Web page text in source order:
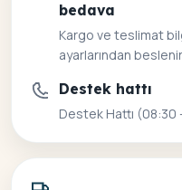
bedava
Kargo ve teslimat
ayarlarından
Destek hattı
Destek Hattı (08:30